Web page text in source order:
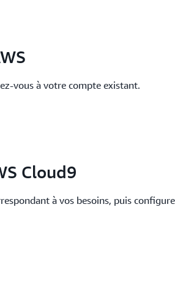
vous à votre compte existant.
Cloud9
à vos besoins, puis